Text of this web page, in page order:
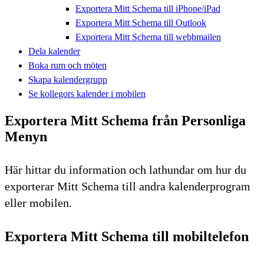
Exportera Mitt Schema till iPhone/iPad
Exportera Mitt Schema till Outlook
Exportera Mitt Schema till webbmailen
Dela kalender
Boka rum och möten
Skapa kalendergrupp
Se kollegors kalender i mobilen
Exportera Mitt Schema från Personliga
Menyn
Här hittar du information och lathundar om hur du
exporterar Mitt Schema till andra kalenderprogram
eller mobilen.
Exportera Mitt Schema till mobiltelefon